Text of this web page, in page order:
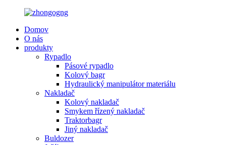
Domov
O nás
produkty
Rypadlo
Pásové rypadlo
Kolový bagr
Hydraulický manipulátor materiálu
Nakladač
Kolový nakladač
Smykem řízený nakladač
Traktorbagr
Jiný nakladač
Buldozer